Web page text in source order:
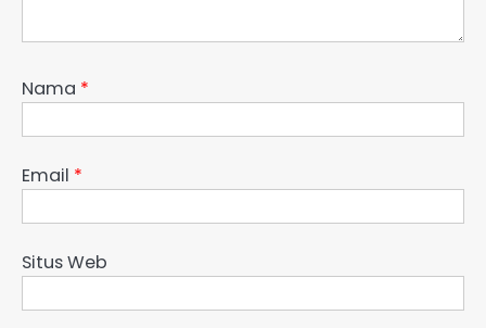
Nama *
Email *
Situs Web